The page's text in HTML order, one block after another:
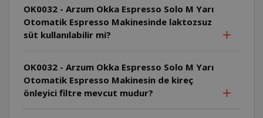
OK0032 - Arzum Okka Espresso Solo M Yarı
Otomatik Espresso Makinesinde laktozsuz
süt kullanılabilir mi?
OK0032 - Arzum Okka Espresso Solo M Yarı
Otomatik Espresso Makinesin de kireç
önleyici filtre mevcut mudur?